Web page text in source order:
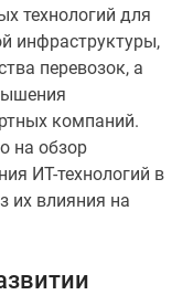
технологий для
инфраструктуры,
перевозок, а
компаний.
на обзор
ИТ-технологий в
их влияния на